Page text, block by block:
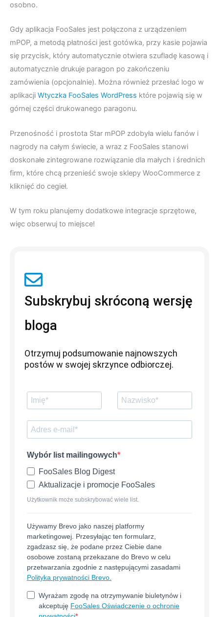
osobno.
Gdy aplikacja FooSales jest połączona z urządzeniem
mPOP, a metodą płatności jest gotówka, przy kasie pojawia
się przycisk, który automatycznie otwiera szufladę kasową i
automatycznie drukuje paragon po zakończeniu
zamówienia (opcjonalnie). Można również przesłać logo w
aplikacji Wtyczka FooSales WordPress które pojawią się w
górnej części drukowanego paragonu.
Przenośność i prostota Star mPOP zdobyła wielu fanów i
nagrody na całym świecie, a wraz z FooSales stanowi
doskonałe zintegrowane rozwiązanie dla małych i średnich
firm, które chcą przenieść swoje sklepy WooCommerce z
kliknięć do cegieł.
W tym roku planujemy dodatkowe integracje sprzętowe,
więc obserwuj to miejsce!
Subskrybuj skróconą wersję
bloga
Otrzymuj podsumowanie najnowszych
postów w swojej skrzynce odbiorczej.
Wybór list mailingowych
FooSales Blog Digest
Aktualizacje i promocje FooSales
Użytkownik może subskrybować wiele list.
Używamy Brevo jako naszej platformy
marketingowej. Przesyłając ten formularz,
zgadzasz się, że podane przez Ciebie dane
osobowe zostaną przekazane do Brevo w celu
przetwarzania zgodnie z następującymi zasadami
Polityka prywatności Brevo.
Wyrażam zgodę na otrzymywanie biuletynów i
akceptuję FooSales Oświadczenie o ochronie